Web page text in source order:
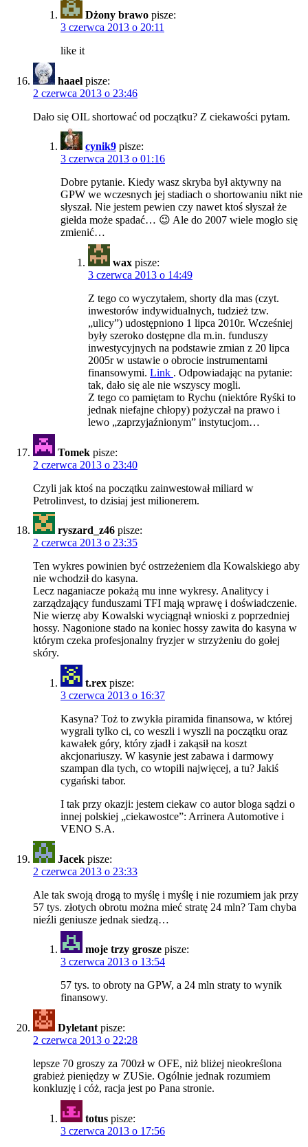
Dżony brawo pisze:
3 czerwca 2013 o 20:11
like it
haael pisze:
2 czerwca 2013 o 23:46
Dało się OIL shortować od początku? Z ciekawości pytam.
cynik9 pisze:
3 czerwca 2013 o 01:16
Dobre pytanie. Kiedy wasz skryba był aktywny na
GPW we wczesnych jej stadiach o shortowaniu nikt nie
słyszał. Nie jestem pewien czy nawet ktoś słyszał że
giełda może spadać… 😉 Ale do 2007 wiele mogło się
zmienić…
wax pisze:
3 czerwca 2013 o 14:49
Z tego co wyczytałem, shorty dla mas (czyt.
inwestorów indywidualnych, tudzież tzw.
„ulicy”) udostępniono 1 lipca 2010r. Wcześniej
były szeroko dostępne dla m.in. funduszy
inwestycyjnych na podstawie zmian z 20 lipca
2005r w ustawie o obrocie instrumentami
finansowymi. Link . Odpowiadając na pytanie:
tak, dało się ale nie wszyscy mogli.
Z tego co pamiętam to Rychu (niektóre Ryśki to
jednak niefajne chłopy) pożyczał na prawo i
lewo „zaprzyjaźnionym” instytucjom…
Tomek pisze:
2 czerwca 2013 o 23:40
Czyli jak ktoś na początku zainwestował miliard w
Petrolinvest, to dzisiaj jest milionerem.
ryszard_z46 pisze:
2 czerwca 2013 o 23:35
Ten wykres powinien być ostrzeżeniem dla Kowalskiego aby
nie wchodził do kasyna.
Lecz naganiacze pokażą mu inne wykresy. Analitycy i
zarządzający funduszami TFI mają wprawę i doświadczenie.
Nie wierzę aby Kowalski wyciągnął wnioski z poprzedniej
hossy. Nagonione stado na koniec hossy zawita do kasyna w
którym czeka profesjonalny fryzjer w strzyżeniu do gołej
skóry.
t.rex pisze:
3 czerwca 2013 o 16:37
Kasyna? Toż to zwykła piramida finansowa, w której
wygrali tylko ci, co weszli i wyszli na początku oraz
kawałek góry, który zjadł i zakąsił na koszt
akcjonariuszy. W kasynie jest zabawa i darmowy
szampan dla tych, co wtopili najwięcej, a tu? Jakiś
cygański tabor.
I tak przy okazji: jestem ciekaw co autor bloga sądzi o
innej polskiej „ciekawostce”: Arrinera Automotive i
VENO S.A.
Jacek pisze:
2 czerwca 2013 o 23:33
Ale tak swoją drogą to myślę i myślę i nie rozumiem jak przy
57 tys. złotych obrotu można mieć stratę 24 mln? Tam chyba
nieźli geniusze jednak siedzą…
moje trzy grosze pisze:
3 czerwca 2013 o 13:54
57 tys. to obroty na GPW, a 24 mln straty to wynik
finansowy.
Dyletant pisze:
2 czerwca 2013 o 22:28
lepsze 70 groszy za 700zł w OFE, niż bliżej nieokreślona
grabież pieniędzy w ZUSie. Ogólnie jednak rozumiem
konkluzję i cóż, racja jest po Pana stronie.
totus pisze:
3 czerwca 2013 o 17:56